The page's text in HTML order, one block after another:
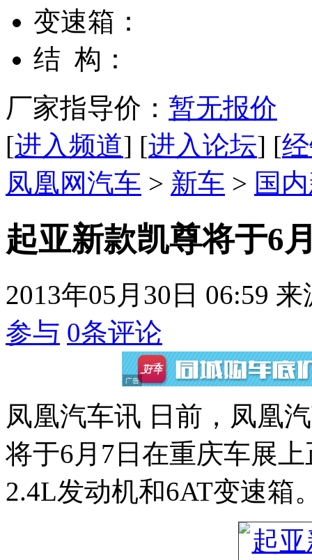
变速箱：
结 构：
厂家指导价： 暂无报价
[进入频道] [进入论坛] [
凤凰网汽车 > 新车 > 国
起亚新款凯尊将于6
2013年05月30日 06:59 来
参与 0条评论
凤凰汽车讯 日前，凤凰
将于6月7日在重庆车展
2.4L发动机和6AT变速箱